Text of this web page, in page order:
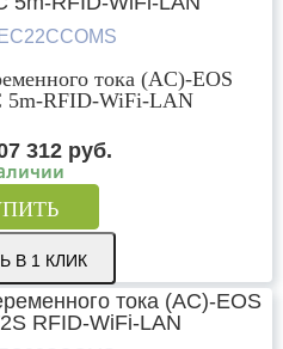
тока (AC)-EOS
5m-RFID-WiFi-LAN
312 руб.
В 1 КЛИК